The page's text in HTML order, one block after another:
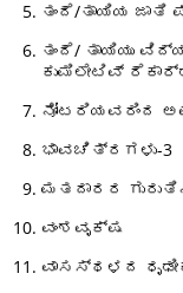
ತಂದೆ/ತಾಯಿಯ
ತಂದೆ/ ತಾಯಿಯು
ಕುಮಿಲೇಟಿವ್
ನೋಟರಿಯವರಿಂದ
ಭಾವಚಿತ್ರಗಳು-3
ಮತದಾರರ
ವಂಶವೃಕ್ಷ
ವಾಸಸ್ಥಳದ